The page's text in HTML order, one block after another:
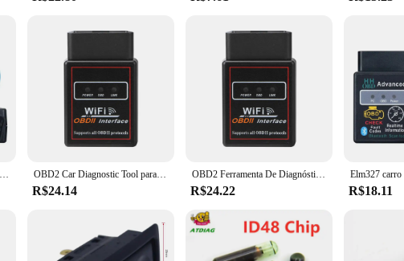
Elm327 carro ferramenta de diagnóstico, Bluetooth v1.5, scanner OBD2, leitor de código, para Android, Windows, Symbian, Inglês OBD2 Car Diagnostic Tool para IOS, OBD2, Scanner, WiFi, ELM327, OBDII, Auto Diagnostic Tool, Code Reader, V2.1
R$24.14
OBD2 Ferramenta De Diagnóstico Do Carro, Auto Scanner, Leitor De Código, WIFI, ELM327, V2.1, OBDII
R$24.22 R$18.11